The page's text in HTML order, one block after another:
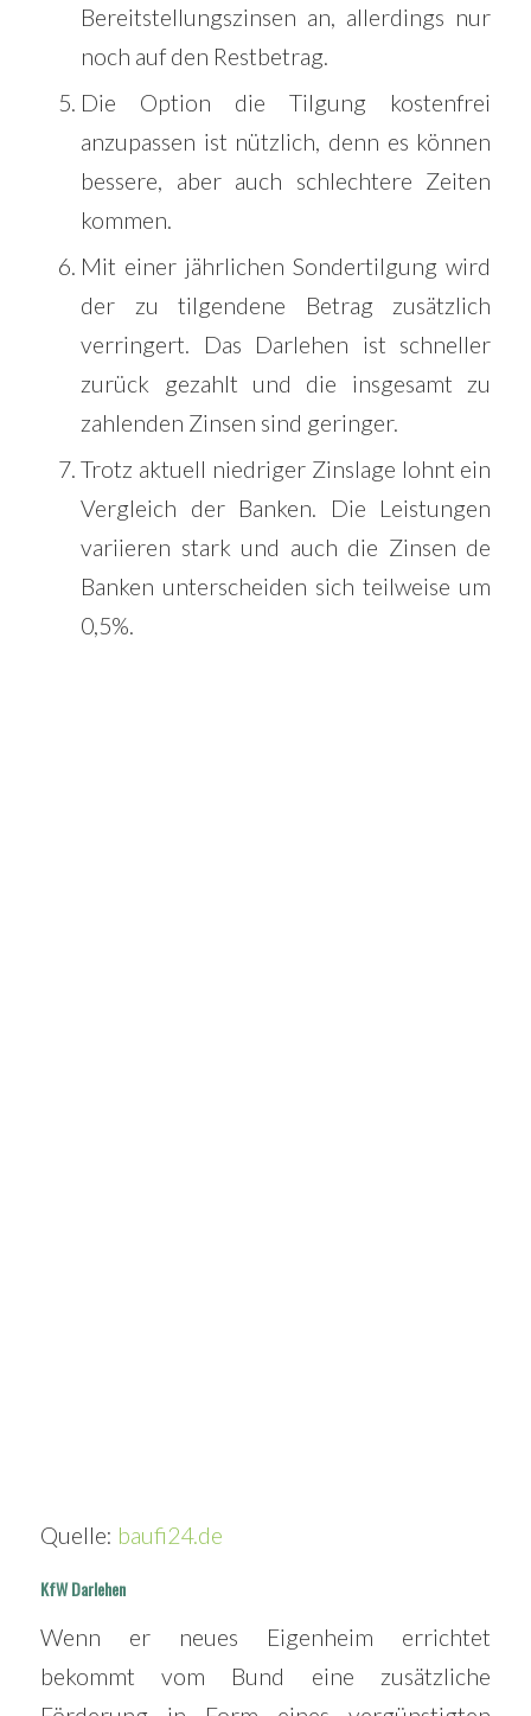
Bereitstellungszinsen an, allerdings nur
noch auf den Restbetrag.
Die Option die Tilgung kostenfrei
anzupassen ist nützlich, denn es können
bessere, aber auch schlechtere Zeiten
kommen.
Mit einer jährlichen Sondertilgung wird
der zu tilgendene Betrag zusätzlich
verringert. Das Darlehen ist schneller
zurück gezahlt und die insgesamt zu
zahlenden Zinsen sind geringer.
Trotz aktuell niedriger Zinslage lohnt ein
Vergleich der Banken. Die Leistungen
variieren stark und auch die Zinsen de
Banken unterscheiden sich teilweise um
0,5%.
Quelle: baufi24.de
KfW Darlehen
Wenn er neues Eigenheim errichtet
bekommt vom Bund eine zusätzliche